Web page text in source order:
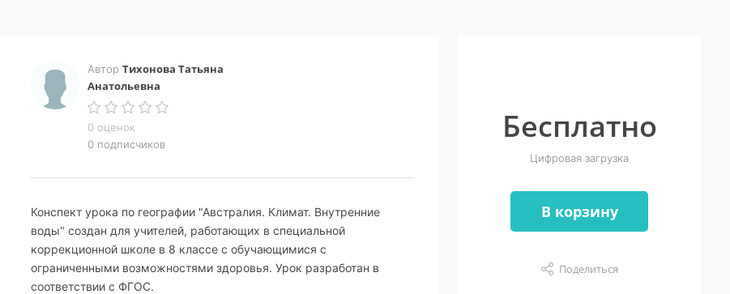
Автор Тихонова Татьяна
Анатольевна
0 оценок
0 подписчиков
Конспект урока по географии "Австралия. Климат. Внутренние
воды" создан для учителей, работающих в специальной
коррекционной школе в 8 классе с обучающимися с
ограниченными возможностями здоровья. Урок разработан в
соответствии с ФГОС.
Бесплатно
Цифровая загрузка
В корзину
Поделиться